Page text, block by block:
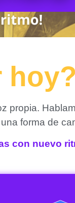
hoy?
propia.
forma de
con nuevo